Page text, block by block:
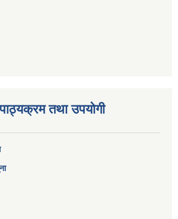
तथा उपयोगी